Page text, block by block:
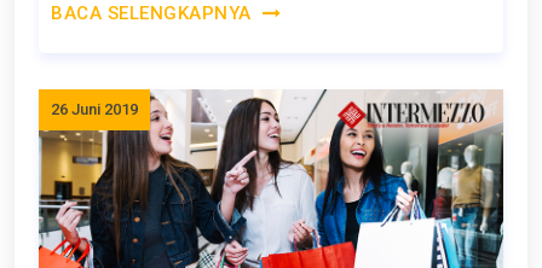
BACA SELENGKAPNYA
26 Juni 2019